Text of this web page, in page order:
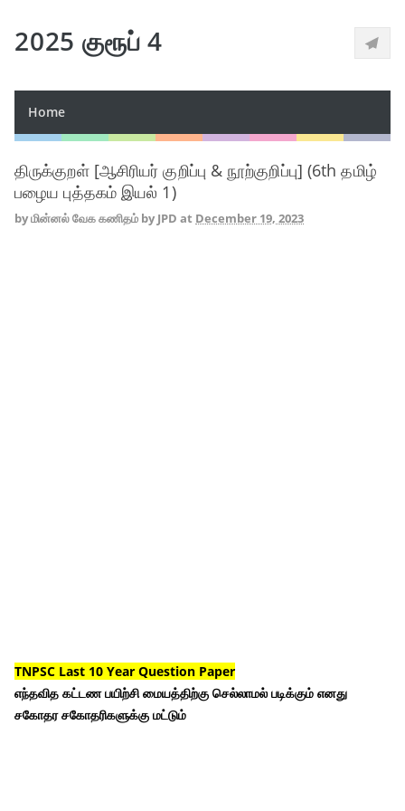
2025 குரூப் 4
Home
திருக்குறள் [ஆசிரியர் குறிப்பு & நூற்குறிப்பு] (6th தமிழ்
பழைய புத்தகம் இயல் 1)
byமின்னல் வேக கணிதம் by JPD at December 19, 2023
TNPSC Last 10 Year Question Paper
எந்தவித கட்டண பயிற்சி மையத்திற்கு செல்லாமல் படிக்கும் எனது
சகோதர சகோதரிகளுக்கு மட்டும்